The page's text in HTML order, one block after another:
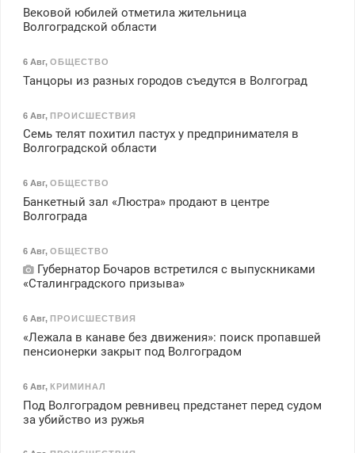
Вековой юбилей отметила жительница
Волгоградской области
6 Авг, ОБЩЕСТВО
Танцоры из разных городов съедутся в Волгоград
6 Авг, ПРОИСШЕСТВИЯ
Семь телят похитил пастух у предпринимателя в
Волгоградской области
6 Авг, ОБЩЕСТВО
Банкетный зал «Люстра» продают в центре
Волгограда
6 Авг, ОБЩЕСТВО
Губернатор Бочаров встретился с выпускниками
«Сталинградского призыва»
6 Авг, ПРОИСШЕСТВИЯ
«Лежала в канаве без движения»: поиск пропавшей
пенсионерки закрыт под Волгоградом
6 Авг, КРИМИНАЛ
Под Волгоградом ревнивец предстанет перед судом
за убийство из ружья